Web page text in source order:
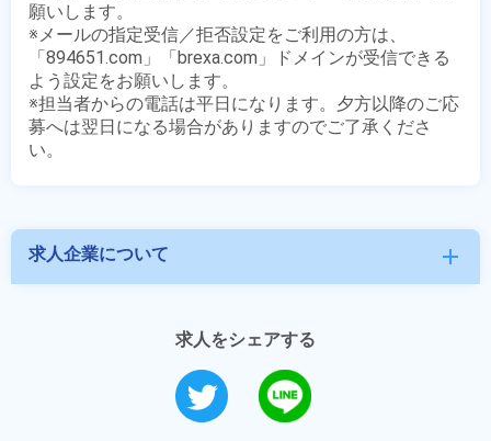
願いします。
※メールの指定受信／拒否設定をご利用の方は、
「894651.com」「brexa.com」ドメインが受信できる
よう設定をお願いします。
※担当者からの電話は平日になります。夕方以降のご応
募へは翌日になる場合がありますのでご了承くださ
求人企業について add
求人をシェアする